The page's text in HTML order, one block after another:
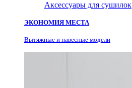
Аксессуары для сушилок
ЭКОНОМИЯ МЕСТА
Вытяжные и навесные модели